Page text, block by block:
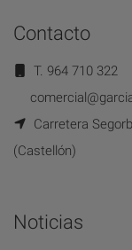
Contacto
T. 964 710 322
Carretera
(Castellón)
Noticias